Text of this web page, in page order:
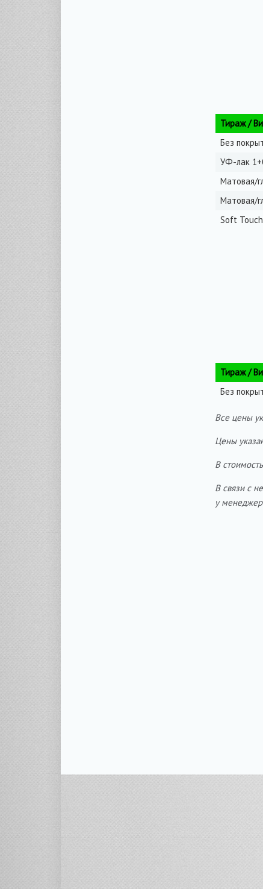
Тираж /
Без
УФ-лак
Матовая/
Матовая/
Soft
Тираж /
Без
Все цены
Цены
В
В связи с
у